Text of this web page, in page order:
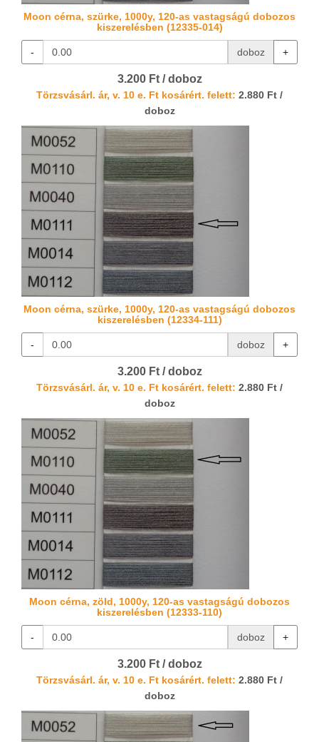
Moon cérna, szürke, 1000y, 120-as vastagságú dobozos
kiszerelésben (12335-014)
- doboz +
3.200 Ft / doboz
Törzsvásárl. ár, v. 10 e. Ft kosárért. felett: 2.880 Ft /
doboz
Moon cérna, szürke, 1000y, 120-as vastagságú dobozos
kiszerelésben (12334-111)
- doboz +
3.200 Ft / doboz
Törzsvásárl. ár, v. 10 e. Ft kosárért. felett: 2.880 Ft /
doboz
Moon cérna, zöld, 1000y, 120-as vastagságú dobozos
kiszerelésben (12333-110)
- doboz +
3.200 Ft / doboz
Törzsvásárl. ár, v. 10 e. Ft kosárért. felett: 2.880 Ft /
doboz